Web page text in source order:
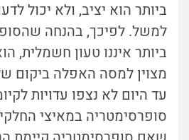
ביותר הוא יציב, ולא יכול
למשל. לפיכך, בהנחה
ביותר איננו טעון חשמלית,
מצוין למסה האפלה ביקום
עד היום לא נצפו עדויות
סופרסימטריה במאיצי